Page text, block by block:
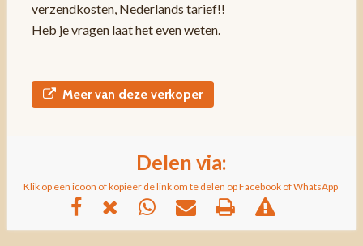
verzendkosten, Nederlands tarief!!
Heb je vragen laat het even weten.
Meer van deze verkoper
Delen via:
Klik op een icoon of kopieer de link om te delen op Facebook of WhatsApp